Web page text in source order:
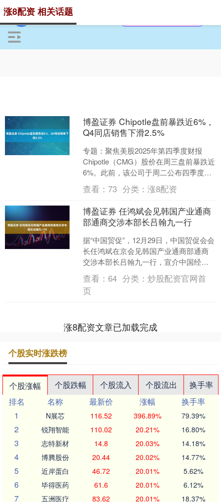
涨8配资 相关话题
博盈证券 Chipotle盘前暴跌近6%，
Q4同店销售下滑2.5%
专题：聚焦美股2025年第四季度财报
Chipotle（CMG）股价在周三盘前暴跌近
6%。此前，该公司于周二公布四季度同
店销售下滑，并向投资者预警 2026 ....
查看：73 分类：涨8配资
博盈证券 任鸿斌会见韩国产业通商
部通商交涉本部长吕翰九一行
据“中国贸促”，12月29日，中国贸促会会
长任鸿斌在京会见韩国产业通商部通商
交涉本部长吕翰九一行，宣介中国经济
形势及对外开放最新情况，并就促进双
方务实合作、助力....
查看：64 分类：炒股配资官网首
页
涨8配资文章已加载完成
个股实时涨跌榜
个股涨幅 个股跌幅 个股流入 个股流出
换手率
排名
名称 最新价 涨幅
换手率
1
N展芯 116.52 396.89% 79.39%
2 锐翔智能 110.02 20.21% 16.80%
3 志特新材 14.8 20.03% 14.18%
4 博腾股份 20.44 20.02% 14.77%
5 近岸蛋白 46.72 20.01% 5.62%
6 毕得医药 61.6 20.01% 6.12%
7 五洲医疗 83.62 20.01% 18.37%